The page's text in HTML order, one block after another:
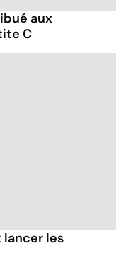
aux
C
lancer les